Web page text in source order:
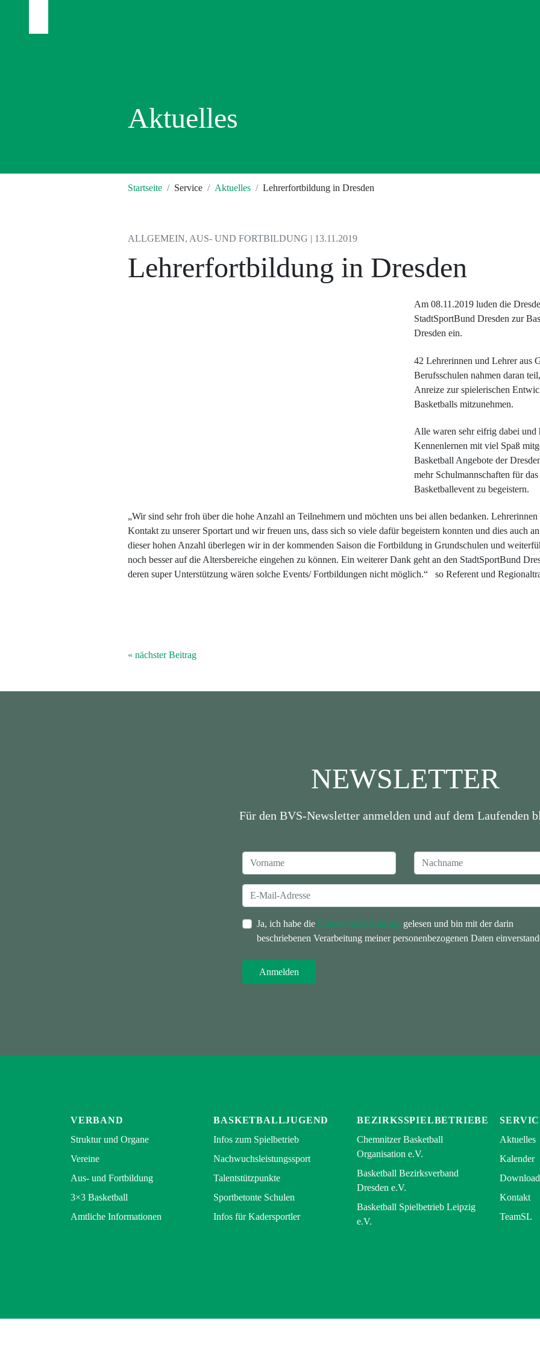
Aktuelles
Startseite Service Aktuelles Lehrerfortbildung in Dresden
ALLGEMEIN, AUS- UND FORTBILDUNG | 13.11.2019
Lehrerfortbildung in Dresden
Am 08.11.2019 luden die
StadtSportBund Dresden zur
Dresden ein.
42 Lehrerinnen und Lehrer aus
Berufsschulen nahmen daran
Anreize zur spielerischen
Basketballs mitzunehmen.
Alle waren sehr eifrig dabei und
Kennenlernen mit viel Spaß
Basketball Angebote der
mehr Schulmannschaften für
Basketballevent zu begeistern.
„Wir sind sehr froh über die hohe Anzahl an Teilnehmern und möchten uns bei allen bedanken.
Kontakt zu unserer Sportart und wir freuen uns, dass sich so viele dafür begeistern konnten und dies auch
dieser hohen Anzahl überlegen wir in der kommenden Saison die Fortbildung in Grundschulen und
noch besser auf die Altersbereiche eingehen zu können. Ein weiterer Dank geht an den StadtSportBund
deren super Unterstützung wären solche Events/ Fortbildungen nicht möglich.“ so Referent und
« nächster Beitrag
NEWSLETTER
Für den BVS-Newsletter anmelden und auf dem Laufenden
Ja, ich habe die Datenschutzerklärung gelesen und bin mit der darin
beschriebenen Verarbeitung meiner personenbezogenen Daten
VERBAND
Struktur und Organe
Vereine
Aus- und Fortbildung
3×3 Basketball
Amtliche Informationen
BASKETBALLJUGEND
Infos zum Spielbetrieb
Nachwuchsleistungssport
Talentstützpunkte
Sportbetonte Schulen
Infos für Kadersportler
BEZIRKSSPIELBETRIEBE
Chemnitzer Basketball
Organisation e.V.
Basketball Bezirksverband
Dresden e.V.
Basketball Spielbetrieb Leipzig
e.V.
Aktuelles
Kalender
Kontakt
TeamSL